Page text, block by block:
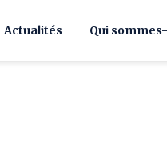
Actualités Qui